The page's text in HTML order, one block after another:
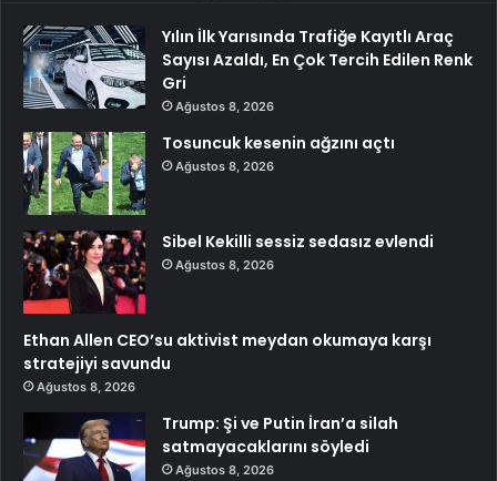
Yılın İlk Yarısında Trafiğe Kayıtlı Araç
Sayısı Azaldı, En Çok Tercih Edilen Renk
Gri
Ağustos 8, 2026
Tosuncuk kesenin ağzını açtı
Ağustos 8, 2026
Sibel Kekilli sessiz sedasız evlendi
Ağustos 8, 2026
Ethan Allen CEO’su aktivist meydan okumaya karşı
stratejiyi savundu
Ağustos 8, 2026
Trump: Şi ve Putin İran’a silah
satmayacaklarını söyledi
Ağustos 8, 2026